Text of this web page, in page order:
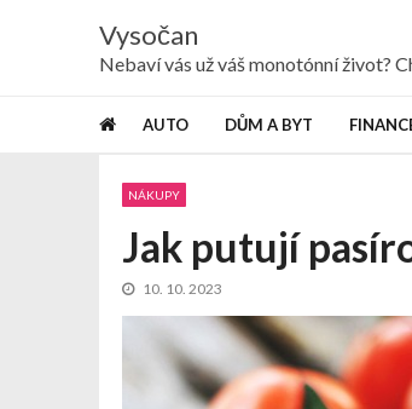
Vysočan
Nebaví vás už váš monotónní život?
AUTO DŮM A BYT
NÁKUPY
Jak putují
10. 10. 2023